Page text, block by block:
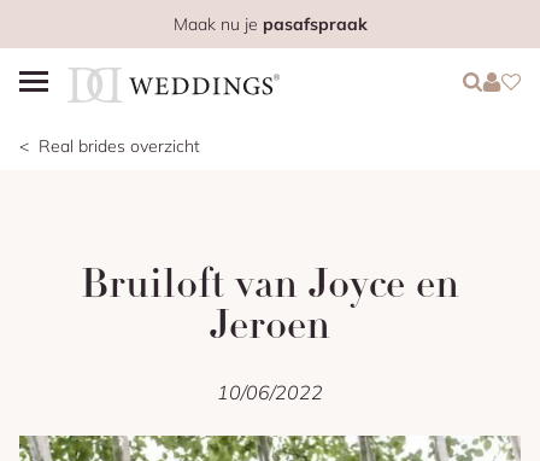
Maak nu je pasafspraak
Login
Login
Real brides overzicht
Bruiloft van Joyce en
Jeroen
10/06/2022